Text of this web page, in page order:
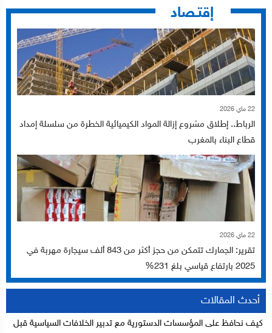
إقتـصاد
22 ماي 2026
الرباط.. إطلاق مشروع إزالة المواد الكيميائية الخطرة من سلسلة إمداد
قطاع البناء بالمغرب
22 ماي 2026
تقرير: الجمارك تتمكن من حجز أكثر من 843 ألف سيجارة مهربة في
2025 بارتفاع قياسي بلغ 231%
أحدث المقالات
كيف نحافظ على المؤسسات الدستورية مع تدبير الخلافات السياسية قبل